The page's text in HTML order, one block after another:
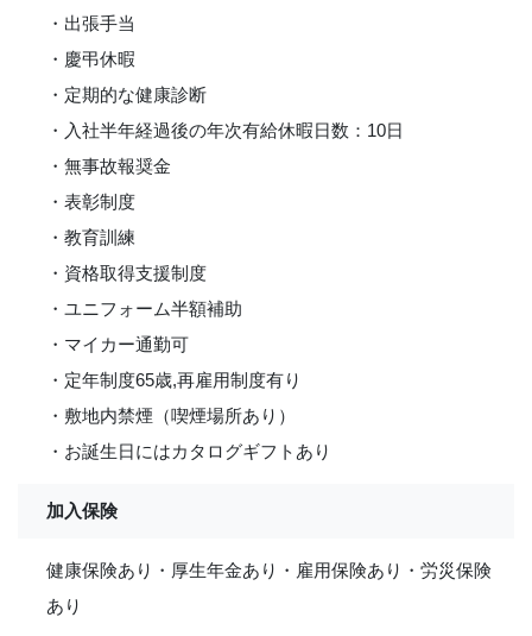
・出張手当
・慶弔休暇
・定期的な健康診断
・入社半年経過後の年次有給休暇日数：10日
・無事故報奨金
・表彰制度
・教育訓練
・資格取得支援制度
・ユニフォーム半額補助
・マイカー通勤可
・定年制度65歳,再雇用制度有り
・敷地内禁煙（喫煙場所あり）
・お誕生日にはカタログギフトあり
加入保険
健康保険あり・厚生年金あり・雇用保険あり・労災保険
あり